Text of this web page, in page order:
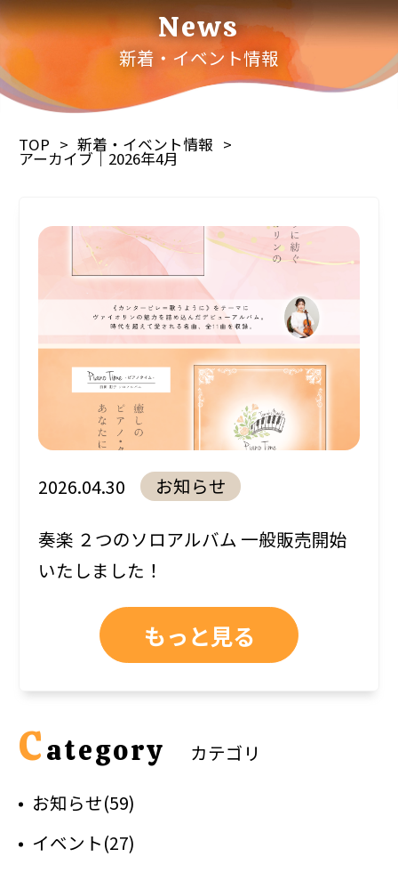
News
新着・イベント情報
TOP 新着・イベント情報
アーカイブ｜2026年4月
2026.04.30 お知らせ
奏楽 ２つのソロアルバム 一般販売開始
いたしました！
もっと見る
Category
カテゴリ
お知らせ(59)
イベント(27)